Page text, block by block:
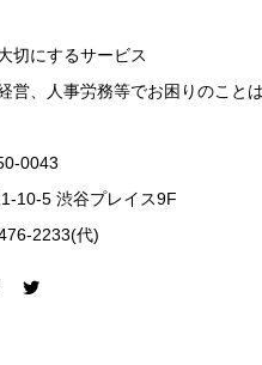
切にするサービス
、人事労務等でお困りのこと
0043
10-5 渋谷プレイス9F
2233(代)